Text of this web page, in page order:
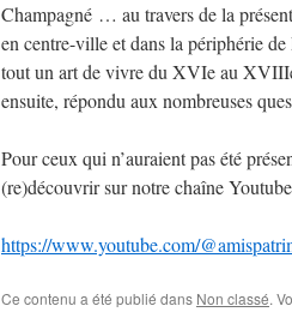
Champagné … au travers de la
en centre-ville et dans la périphérie de
tout un art de vivre du XVIe au
ensuite, répondu aux nombreuses
Pour ceux qui n’auraient pas été
(re)découvrir sur notre chaîne
https://www.youtube.com/
Ce contenu a été publié dans Non classé.